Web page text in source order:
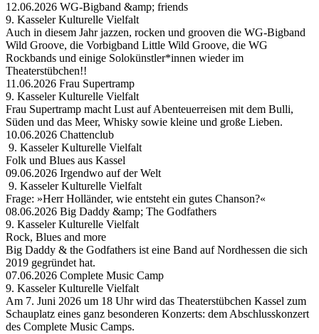
12.06.2026 WG-Bigband &amp; friends
9. Kasseler Kulturelle Vielfalt
Auch in diesem Jahr jazzen, rocken und grooven die WG-Bigband
Wild Groove, die Vorbigband Little Wild Groove, die WG
Rockbands und einige Solokünstler*innen wieder im
Theaterstübchen!!
11.06.2026 Frau Supertramp
9. Kasseler Kulturelle Vielfalt
Frau Supertramp macht Lust auf Abenteuerreisen mit dem Bulli,
Süden und das Meer, Whisky sowie kleine und große Lieben.
10.06.2026 Chattenclub
9. Kasseler Kulturelle Vielfalt
Folk und Blues aus Kassel
09.06.2026 Irgendwo auf der Welt
9. Kasseler Kulturelle Vielfalt
Frage: »Herr Holländer, wie entsteht ein gutes Chanson?«
08.06.2026 Big Daddy &amp; The Godfathers
9. Kasseler Kulturelle Vielfalt
Rock, Blues and more
Big Daddy & the Godfathers ist eine Band auf Nordhessen die sich
2019 gegründet hat.
07.06.2026 Complete Music Camp
9. Kasseler Kulturelle Vielfalt
Am 7. Juni 2026 um 18 Uhr wird das Theaterstübchen Kassel zum
Schauplatz eines ganz besonderen Konzerts: dem Abschlusskonzert
des Complete Music Camps.